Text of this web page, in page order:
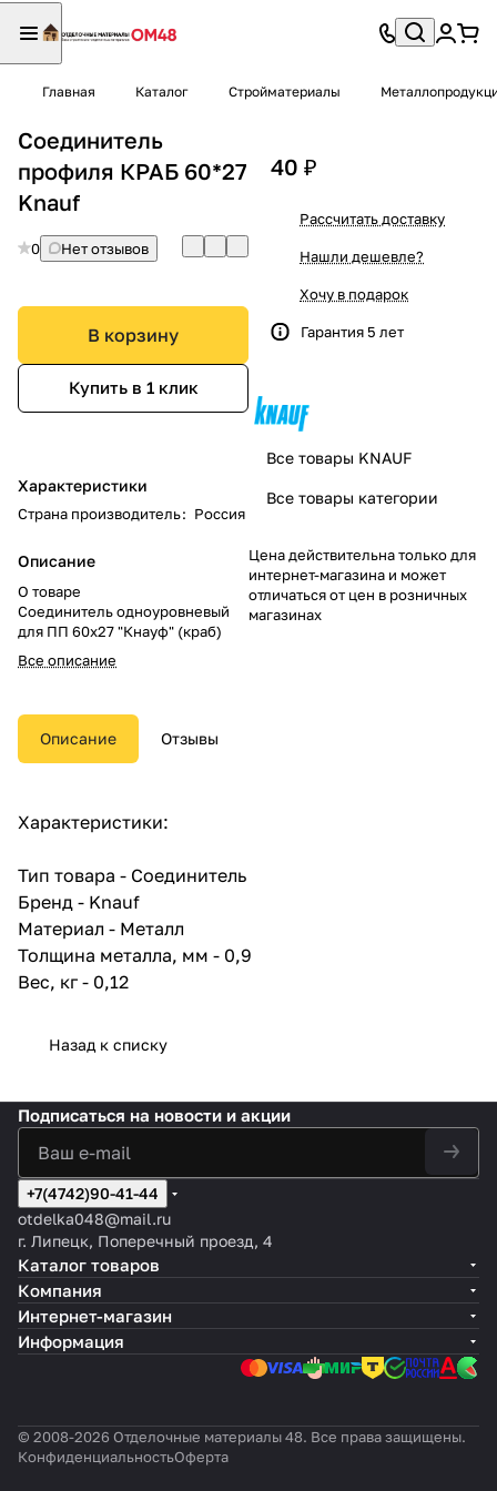
Главная Каталог Стройматериалы
Соединитель
профиля КРАБ 60*27
Knauf
0 Нет отзывов
В корзину
Купить в 1 клик
Характеристики
Страна производитель: Россия
Описание
О товаре
Соединитель одноуровневый
для ПП 60х27 "Кнауф" (краб)
Все описание
40 ₽
Рассчитать доставку
Нашли дешевле?
Хочу в подарок
Гарантия 5 лет
Все товары KNAUF
Все товары категории
Цена действительна только для
интернет-магазина и может
отличаться от цен в розничных
магазинах
Описание Отзывы
Характеристики:
Тип товара - Соединитель
Бренд - Knauf
Материал - Металл
Толщина металла, мм - 0,9
Вес, кг - 0,12
Назад к списку
Подписаться на новости и акции
+7(4742)90-41-44
otdelka048@mail.ru
г. Липецк, Поперечный проезд, 4
Каталог товаров
Компания
Интернет-магазин
Информация
© 2008-2026 Отделочные материалы 48. Все права защищены.
КонфиденциальностьОферта